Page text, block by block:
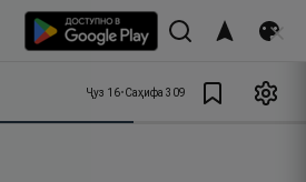
Ҷуз 16•Саҳифа 309